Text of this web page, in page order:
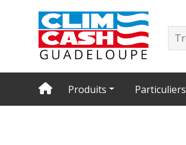
Produits Particuliers